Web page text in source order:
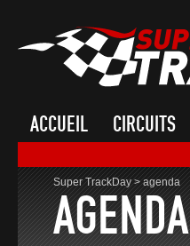
ACCUEIL CIRCUITS
Super TrackDay>agenda